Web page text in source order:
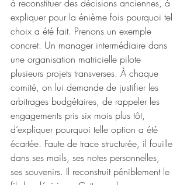
à reconstituer des décisions anciennes, à
expliquer pour la énième fois pourquoi tel
choix a été fait. Prenons un exemple
concret. Un manager intermédiaire dans
une organisation matricielle pilote
plusieurs projets transverses. À chaque
comité, on lui demande de justifier les
arbitrages budgétaires, de rappeler les
engagements pris six mois plus tôt,
d’expliquer pourquoi telle option a été
écartée. Faute de trace structurée, il fouille
dans ses mails, ses notes personnelles,
ses souvenirs. Il reconstruit péniblement le